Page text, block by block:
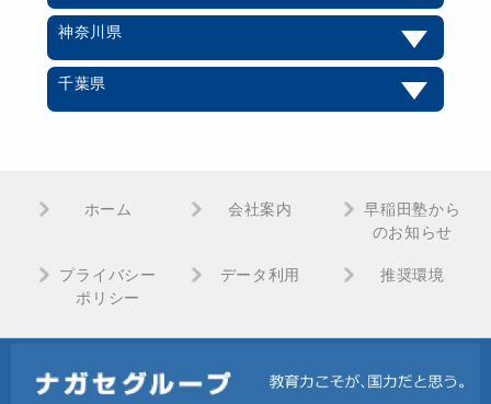
神奈川県
千葉県
ホーム 会社案内
早稲田塾から
のお知らせ
プライバシー
ポリシー
データ利用 推奨環境